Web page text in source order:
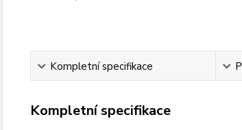
Kompletní specifikace
Kompletní specifikace